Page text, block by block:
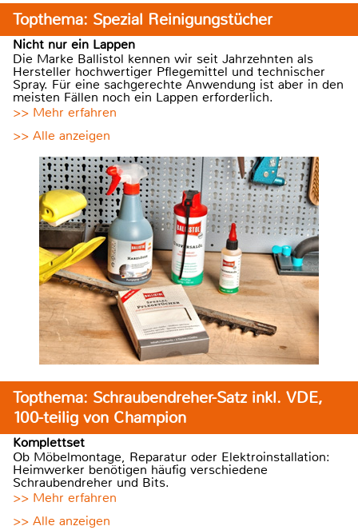
Topthema: Spezial Reinigungstücher
Nicht nur ein Lappen
Die Marke Ballistol kennen wir seit Jahrzehnten als
Hersteller hochwertiger Pflegemittel und technischer
Spray. Für eine sachgerechte Anwendung ist aber in den
meisten Fällen noch ein Lappen erforderlich.
>> Mehr erfahren
>> Alle anzeigen
Topthema: Schraubendreher-Satz inkl. VDE,
100-teilig von Champion
Komplettset
Ob Möbelmontage, Reparatur oder Elektroinstallation:
Heimwerker benötigen häufig verschiedene
Schraubendreher und Bits.
>> Mehr erfahren
>> Alle anzeigen